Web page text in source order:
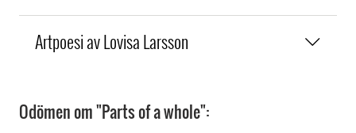
Artpoesi av Lovisa Larsson
Odömen om "Parts of a whole":